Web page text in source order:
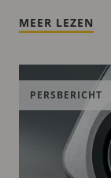
MEER LEZEN
PERSBERICHT